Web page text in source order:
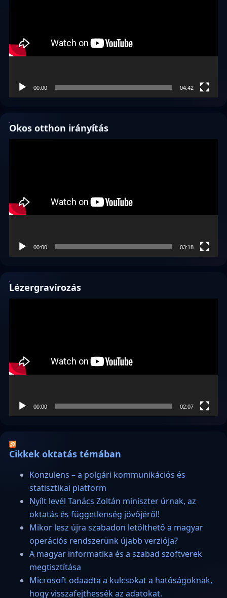
00:00 04:42
Okos otthon irányítás
00:00 03:18
Lézergravírozás
00:00 02:07
Cikkek oktatás témában
Konzulens – a polgári kommunikációs és
statisztikai platform
Nyílt levél Tanács Zoltán miniszter úrnak, az
oktatás és függetlenség jövőjéről!
Mikor lesz újra szabadon letölthető a magyar
operációs rendszerünk újabb verziója?
A magyar informatika és a szabad szoftverek
megtisztítása
Microsoft odaadta a kulcsokat a hatóságoknak,
hogy visszafejthessék az adatokat.